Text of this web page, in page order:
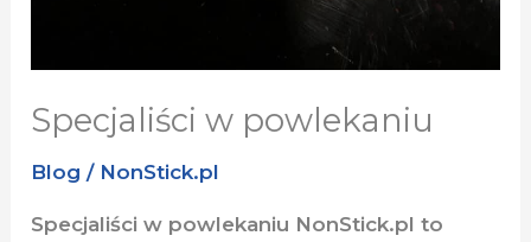
Specjaliści w powlekaniu
Blog / NonStick.pl
Specjaliści w powlekaniu NonStick.pl to